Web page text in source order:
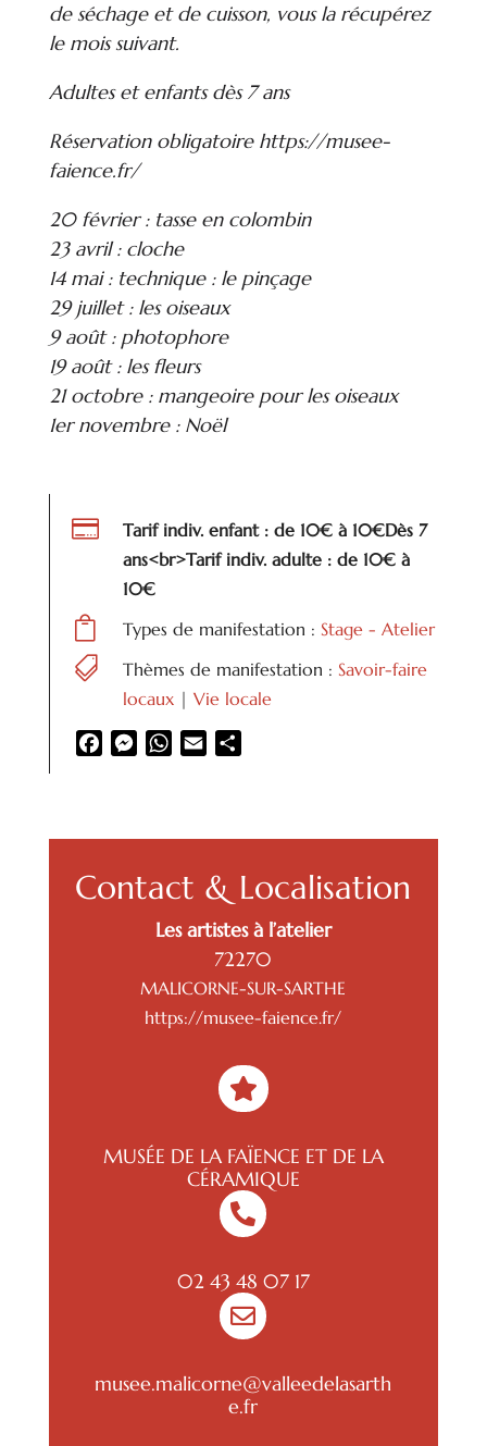
de séchage et de cuisson, vous la récupérez
le mois suivant.
Adultes et enfants dès 7 ans
Réservation obligatoire https://musee-
faience.fr/
20 février : tasse en colombin
23 avril : cloche
14 mai : technique : le pinçage
29 juillet : les oiseaux
9 août : photophore
19 août : les fleurs
21 octobre : mangeoire pour les oiseaux
1er novembre : Noël

Tarif indiv. enfant : de 10€ à 10€Dès 7
ans<br>Tarif indiv. adulte : de 10€ à
10€
 Types de manifestation : Stage - Atelier
 Thèmes de manifestation : Savoir-faire
locaux| Vie locale
FacebookMessenger
WhatsApp
Email
Contact & Localisation
Les artistes à l’atelier
72270
MALICORNE-SUR-SARTHE
https://musee-faience.fr/

MUSÉE DE LA FAÏENCE ET DE LA
CÉRAMIQUE

02 43 48 07 17

musee.malicorne@valleedelasarth
e.fr